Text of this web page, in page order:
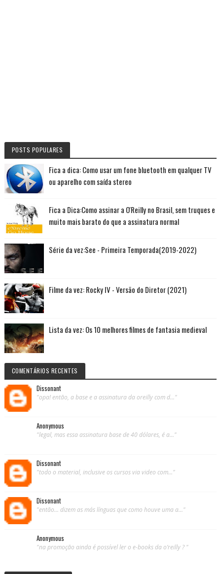
POSTS POPULARES
Fica a dica: Como usar um fone bluetooth em qualquer TV
ou aparelho com saída stereo
Fica a Dica:Como assinar a O'Reilly no Brasil, sem truques e
muito mais barato do que a assinatura normal
Série da vez:See - Primeira Temporada(2019-2022)
Filme da vez: Rocky IV - Versão do Diretor (2021)
Lista da vez: Os 10 melhores filmes de fantasia medieval
COMENTÁRIOS RECENTES
Dissonant
"opa! então, a base e a assinatura da oreilly com d..."
Anonymous
"legal, mas essa assinatura base de 40 dólares, é a..."
Dissonant
"todo o material, inclusive os cursos via video com..."
Dissonant
"então... dizem as más línguas que como houve uma a..."
Anonymous
"na promoção ainda é possível ler o e-books da o’reilly ? "